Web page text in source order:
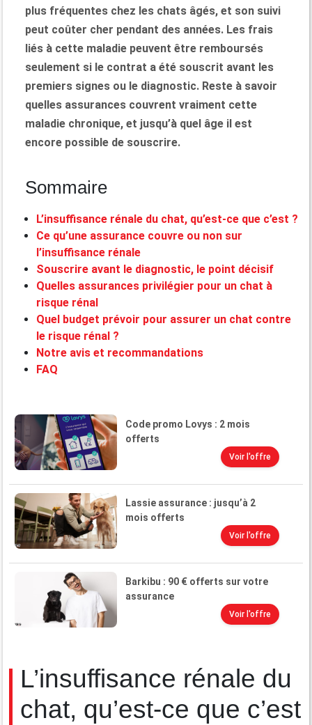
plus fréquentes chez les chats âgés, et son suivi
peut coûter cher pendant des années. Les frais
liés à cette maladie peuvent être remboursés
seulement si le contrat a été souscrit avant les
premiers signes ou le diagnostic. Reste à savoir
quelles assurances couvrent vraiment cette
maladie chronique, et jusqu’à quel âge il est
encore possible de souscrire.
Sommaire
L’insuffisance rénale du chat, qu’est-ce que c’est ?
Ce qu’une assurance couvre ou non sur
l’insuffisance rénale
Souscrire avant le diagnostic, le point décisif
Quelles assurances privilégier pour un chat à
risque rénal
Quel budget prévoir pour assurer un chat contre
le risque rénal ?
Notre avis et recommandations
FAQ
Code promo Lovys : 2 mois
offerts
Voir l'offre
Lassie assurance : jusqu’à 2
mois offerts
Voir l'offre
Barkibu : 90 € offerts sur votre
assurance
Voir l'offre
L’insuffisance rénale du
chat, qu’est-ce que c’est